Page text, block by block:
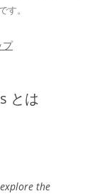
。
プ
とは
the